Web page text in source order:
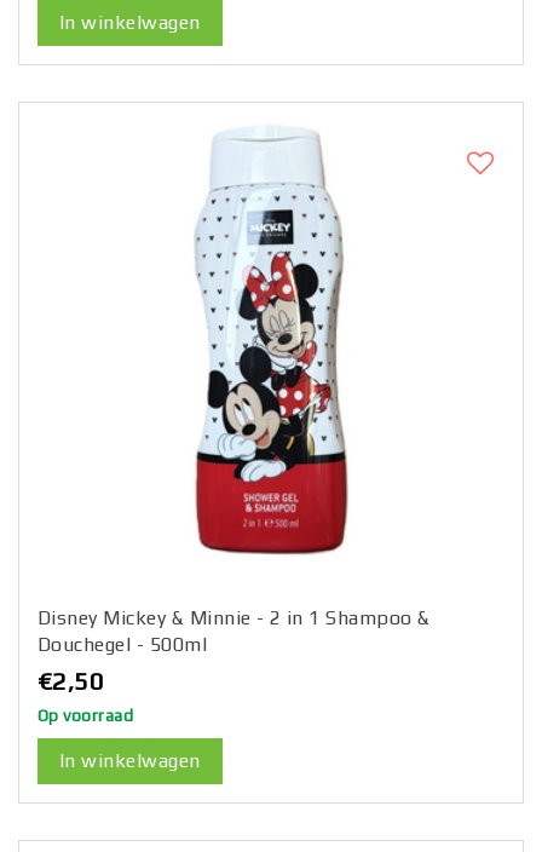
In winkelwagen
Disney Mickey & Minnie - 2 in 1 Shampoo &
Douchegel - 500ml
€2,50
Op voorraad
In winkelwagen